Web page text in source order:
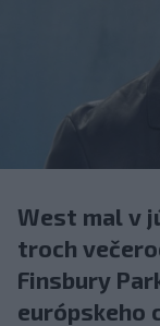
West mal v
troch
Finsbury
európskeho